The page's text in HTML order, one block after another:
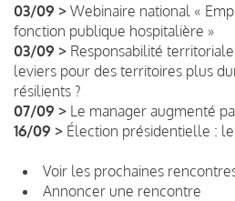
03/09 > Webinaire national «
fonction publique hospitalière »
03/09 > Responsabilité
leviers pour des territoires plus
résilients ?
07/09 > Le manager augmenté
16/09 > Élection présidentielle :
Voir les prochaines
Annoncer une rencontre